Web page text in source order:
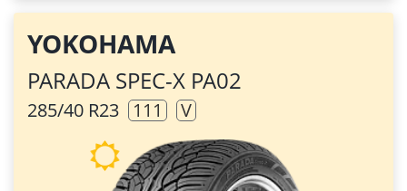
YOKOHAMA
PARADA SPEC-X PA02
285/40 R23 111 V